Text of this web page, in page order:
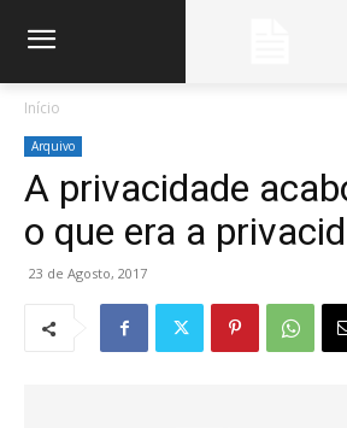
Início
Arquivo
A privacidade
o que era a
23 de Agosto, 2017